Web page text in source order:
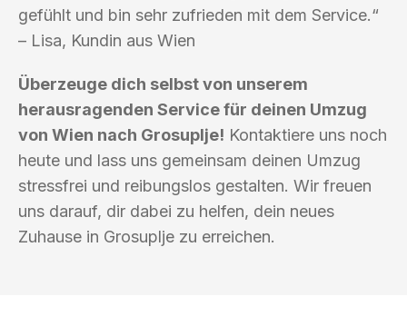
gefühlt und bin sehr zufrieden mit dem Service.“
– Lisa, Kundin aus Wien
Überzeuge dich selbst von unserem
herausragenden Service für deinen Umzug
von Wien nach Grosuplje! Kontaktiere uns noch
heute und lass uns gemeinsam deinen Umzug
stressfrei und reibungslos gestalten. Wir freuen
uns darauf, dir dabei zu helfen, dein neues
Zuhause in Grosuplje zu erreichen.